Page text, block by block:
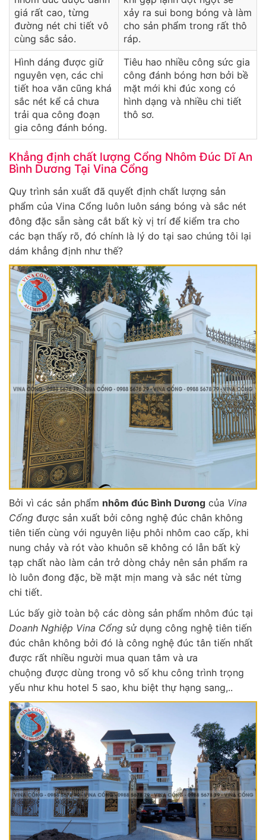
giá rất cao, từng
đường nét chi tiết vô
cùng sắc sảo.
xảy ra sui bong bóng và làm
cho sản phẩm trong rất thô
ráp.
Hình dáng được giữ
nguyên vẹn, các chi
tiết hoa văn cũng khá
sắc nét kể cả chưa
trải qua công đoạn
gia công đánh bóng.
Tiêu hao nhiều công sức gia
công đánh bóng hơn bởi bề
mặt mới khi đúc xong có
hình dạng và nhiều chi tiết
thô sơ.
Khẳng định chất lượng Cổng Nhôm Đúc Dĩ An
Bình Dương Tại Vina Cổng
Quy trình sản xuất đã quyết định chất lượng sản
phẩm của Vina Cổng luôn luôn sáng bóng và sắc nét
đông đặc sẵn sàng cắt bất kỳ vị trí để kiểm tra cho
các bạn thấy rõ, đó chính là lý do tại sao chúng tôi lại
dám khẳng định như thế?
Bởi vì các sản phẩm nhôm đúc Bình Dương của Vina
Cổng được sản xuất bởi công nghệ đúc chân không
tiên tiến cùng với nguyên liệu phôi nhôm cao cấp, khi
nung chảy và rót vào khuôn sẽ không có lẫn bất kỳ
tạp chất nào làm cản trở dòng chảy nên sản phẩm ra
lò luôn đong đặc, bề mặt mịn mang và sắc nét từng
chi tiết.
Lúc bấy giờ toàn bộ các dòng sản phẩm nhôm đúc tại
Doanh Nghiệp Vina Cổng sử dụng công nghệ tiên tiến
đúc chân không bởi đó là công nghệ đúc tân tiến nhất
được rất nhiều người mua quan tâm và ưa
chuộng được dùng trong vô số khu công trình trọng
yếu như khu hotel 5 sao, khu biệt thự hạng sang,..